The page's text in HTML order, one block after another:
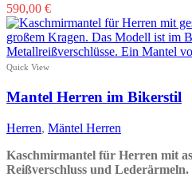
590,00 €Dieses
Produkt
weist
mehrere
Die
Optionen
können
auf
der
Produktseite
Quick View
Mantel Herren im Bikerstil
Herren, Mäntel Herren
Kaschmirmantel für Herren mit
Reißverschluss und Lederärmeln.